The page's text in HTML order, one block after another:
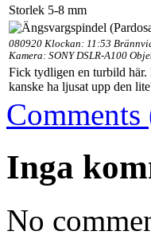
Storlek 5-8 mm
080920 Klockan: 11:53
Kamera: SONY DSLR-A100
Fick tydligen en turbild här.
kanske ha ljusat upp den
Comments
Inga
No